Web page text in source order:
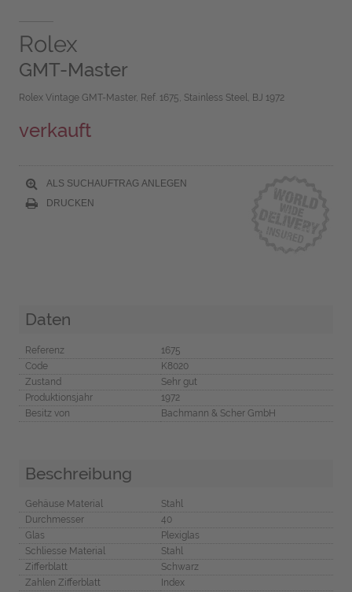
Rolex
GMT-Master
Rolex Vintage GMT-Master, Ref. 1675, Stainless Steel, BJ 1972
verkauft
ALS SUCHAUFTRAG ANLEGEN
DRUCKEN
Daten
Referenz
1675
Code
K8020
Zustand
Sehr gut
Produktionsjahr
1972
Besitz von
Bachmann & Scher GmbH
Beschreibung
Gehäuse Material
Stahl
Durchmesser
40
Glas
Plexiglas
Schliesse Material
Stahl
Zifferblatt
Schwarz
Zahlen Zifferblatt
Index